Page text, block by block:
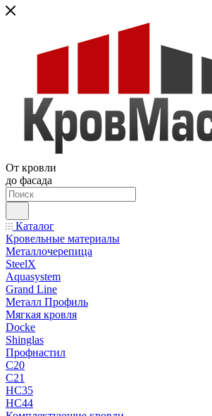
От кровли
до фасада
Каталог
Кровельные материалы
Металлочерепица
SteelX
Aquasystem
Grand Line
Металл Профиль
Мягкая кровля
Docke
Shinglas
Профнастил
C20
C21
НС35
НС44